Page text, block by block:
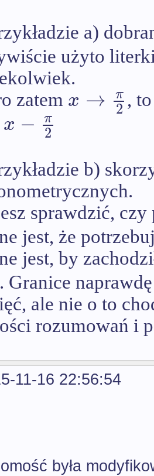
a)
użyto
zatem x → π
2 ,
x − π
2
b)
sprawdzić,
jest, że
jest, by
Granice
ale nie o to
rozumowań i
11-16 22:56:54
była